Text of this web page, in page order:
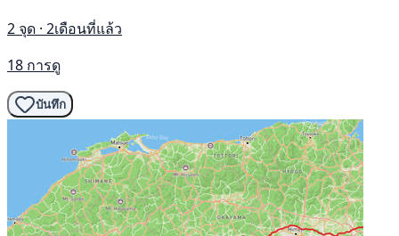
2 จุด · 2เดือนที่แล้ว
18 การดู
บันทึก